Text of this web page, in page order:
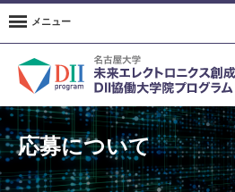
メニュー
応募について